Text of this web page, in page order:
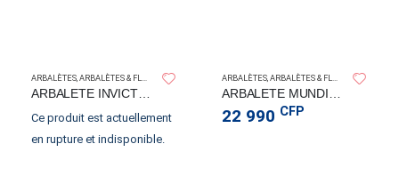
ARBALÈTES,ARBALÈTES & FLÈCHES OMER
ARBALETE INVICTUS HF MIMET
Ce produit est actuellement
en rupture et indisponible.
ARBALÈTES,ARBALÈTES & FLÈCHES
ARBALETE MUNDIAL COMPETITION
22 990 CFP